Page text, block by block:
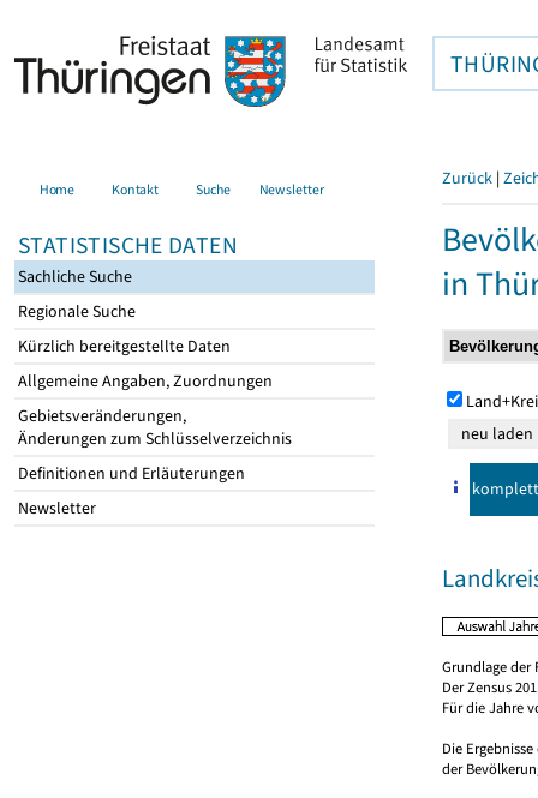
Home Kontakt Suche Newsletter
STATISTISCHE DATEN
Sachliche Suche
Regionale Suche
Kürzlich bereitgestellte Daten
Allgemeine Angaben, Zuordnungen
Gebietsveränderungen,
Änderungen zum Schlüsselverzeichnis
Definitionen und Erläuterungen
Newsletter
Zurück |
in
komplett
Grundlage der
Der Zensus
Für die Jahre
Die
der